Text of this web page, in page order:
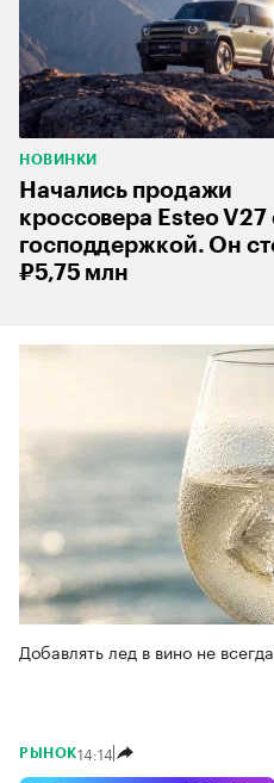
НОВИНКИ
Начались продажи
кроссовера Esteo V27
господдержкой. Он
₽5,75 млн
Добавлять лед в вино не
РЫНОК14:14